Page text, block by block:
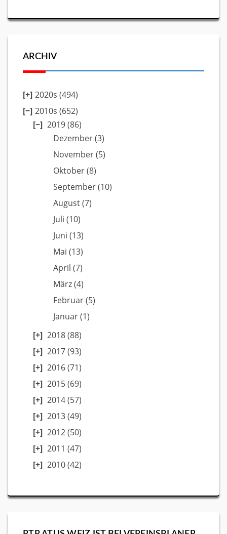
ARCHIV
2020s (494)
2010s (652)
2019(86)
Dezember(3)
November(5)
Oktober(8)
September(10)
August(7)
Juli (10)
Juni (13)
Mai (13)
April (7)
März(4)
Februar(5)
Januar(1)
2018(88)
2017(93)
2016(71)
2015(69)
2014(57)
2013(49)
2012(50)
2011 (47)
2010(42)